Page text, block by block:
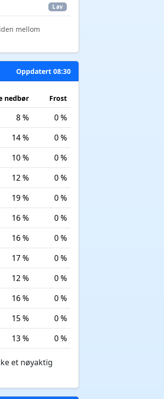
Lav
mellom
Oppdatert 08:30
nedbør Frost
8 %
0 %
14 %
0 %
10 %
0 %
12 %
0 %
19 %
0 %
16 %
0 %
16 %
0 %
17 %
0 %
12 %
0 %
16 %
0 %
15 %
0 %
13 % 0 %
et nøyaktig